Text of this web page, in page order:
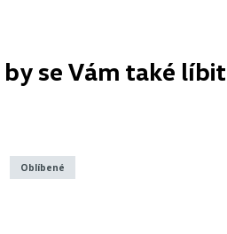
se Vám také líbit
Oblíbené